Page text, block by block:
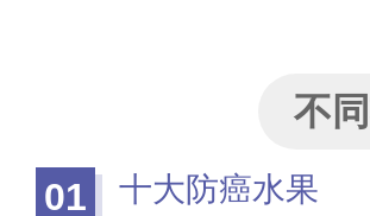
不
01
十大防癌水果